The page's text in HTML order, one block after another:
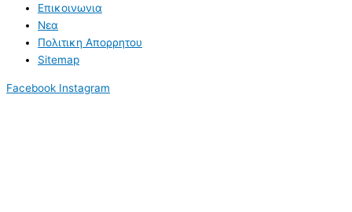
Επικοινωνια
Νεα
Πολιτικη Απορρητου
Sitemap
Facebook Instagram